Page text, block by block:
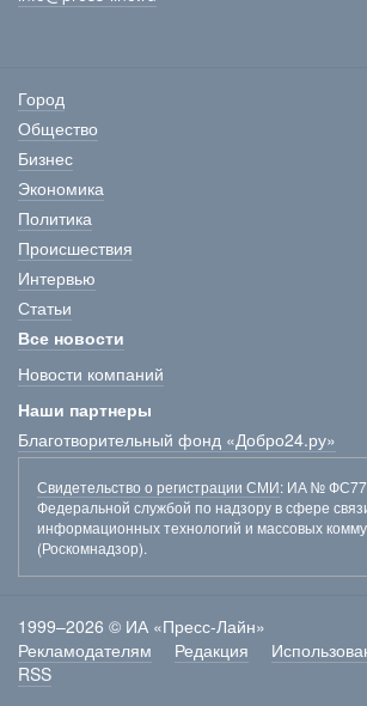
Город
Общество
Бизнес
Экономика
Политика
Происшествия
Интервью
Статьи
Все новости
Новости компаний
Наши партнеры
Благотворительный фонд «Добро24.ру»
Свидетельство о регистрации СМИ: ИА №
Федеральной службой по надзору в сфере
информационных технологий и массовых
(Роскомнадзор).
1999–2026 © ИА «Пресс-Лайн»
Рекламодателям
Редакция
RSS